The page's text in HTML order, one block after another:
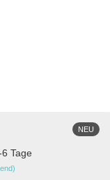
NEU
Tage